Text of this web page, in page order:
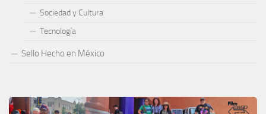
Sociedad y Cultura
Tecnología
Sello Hecho en México